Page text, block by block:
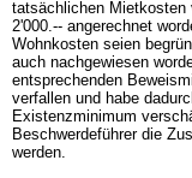
tatsächlichen Mietkosten
2'000.-- angerechnet
Wohnkosten seien
auch nachgewiesen
entsprechenden
verfallen und habe
Existenzminimum
Beschwerdeführer die
werden.